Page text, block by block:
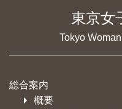
東京女
Tokyo
総合案内
概要